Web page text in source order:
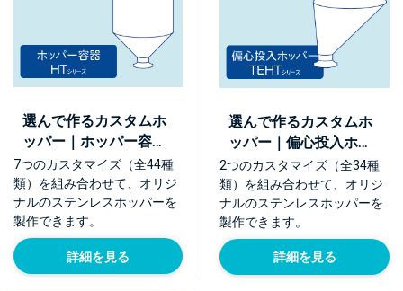
選んで作るカスタムホ
ッパー｜ホッパー容器
HTシリーズ
7つのカスタマイズ（全44種
類）を組み合わせて、オリジ
ナルのステンレスホッパーを
製作できます。
詳細を見る
選んで作るカスタムホ
ッパー｜偏心投入ホッ
パー TEHTシリーズ
2つのカスタマイズ（全34種
類）を組み合わせて、オリジ
ナルのステンレスホッパーを
製作できます。
詳細を見る